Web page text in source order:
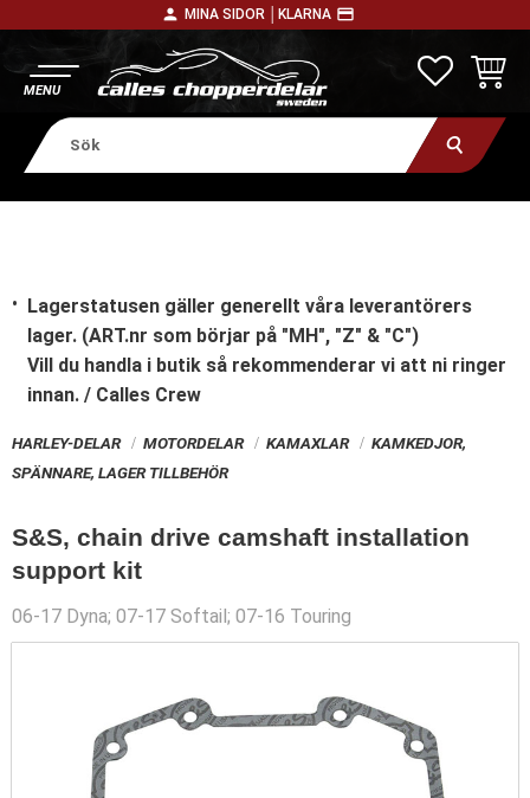
person MINA SIDOR │ KLARNA payment
Lagerstatusen gäller generellt våra leverantörers
lager. (ART.nr som börjar på "MH", "Z" & "C")
Vill du handla i butik så rekommenderar vi att ni ringer
innan. / Calles Crew
HARLEY-DELAR MOTORDELAR KAMAXLAR
KAMKEDJOR,
SPÄNNARE, LAGER TILLBEHÖR
S&S, chain drive camshaft installation
support kit
06-17 Dyna; 07-17 Softail; 07-16 Touring